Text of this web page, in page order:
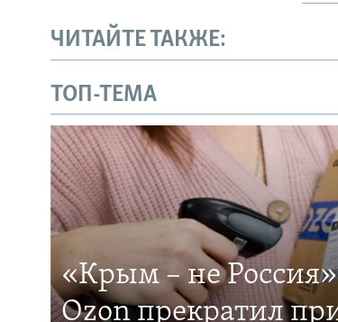
ЧИТАЙТЕ ТАКЖЕ:
ТОП-ТЕМА
«Крым – не
Ozon прекратил